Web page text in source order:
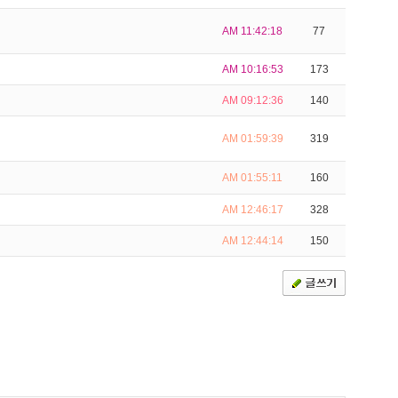
AM 11:42:18 77
AM 10:16:53 173
AM 09:12:36 140
AM 01:59:39 319
AM 01:55:11 160
AM 12:46:17 328
AM 12:44:14 150